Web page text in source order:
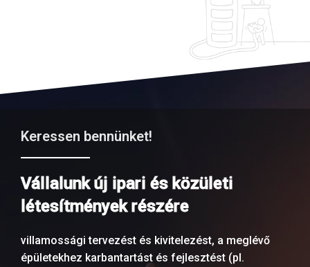
Keressen bennünket!
Vállalunk új ipari és közületi
létesítmények részére
villamossági tervezést és kivitelezést, a meglévő
épületekhez karbantartást és fejlesztést (pl.